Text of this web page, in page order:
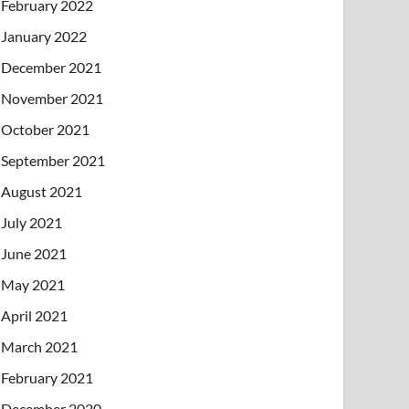
February 2022
January 2022
December 2021
November 2021
October 2021
September 2021
August 2021
July 2021
June 2021
May 2021
April 2021
March 2021
February 2021